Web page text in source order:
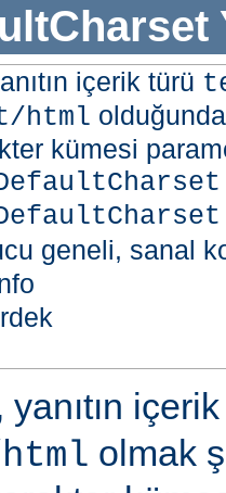
içerik türü
html
kümesi
geneli, sanal
olmak